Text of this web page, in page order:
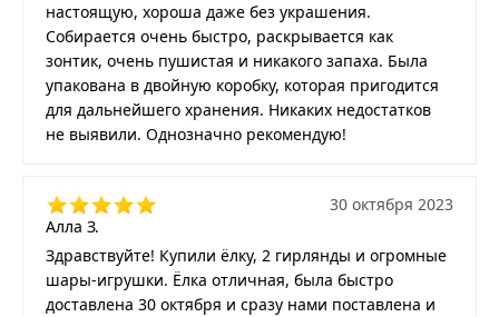
настоящую, хороша даже без украшения.
Собирается очень быстро, раскрывается как
зонтик, очень пушистая и никакого запаха. Была
упакована в двойную коробку, которая пригодится
для дальнейшего хранения. Никаких недостатков
не выявили. Однозначно рекомендую!
Алла З.
30 октября 2023
Здравствуйте! Купили ёлку, 2 гирлянды и огромные
шары-игрушки. Ёлка отличная, была быстро
доставлена 30 октября и сразу нами поставлена и